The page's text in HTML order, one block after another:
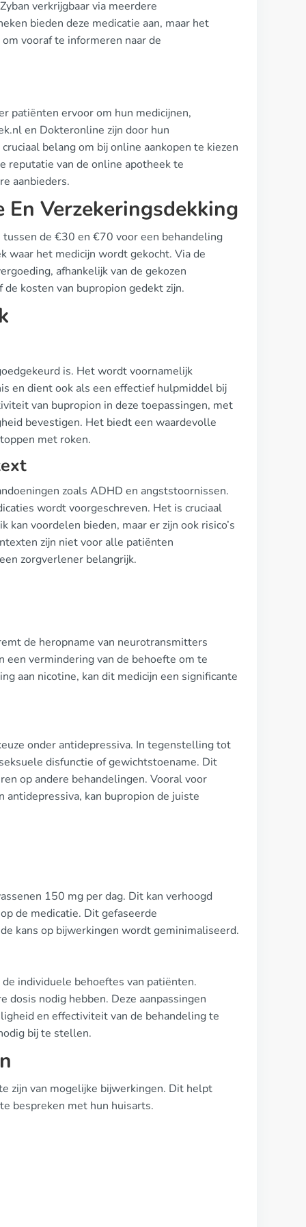
verkrijgbaar via meerdere
bieden deze medicatie aan, maar het
vooraf te informeren naar de
patiënten ervoor om hun medicijnen,
en Dokteronline zijn door hun
belang om bij online aankopen te kiezen
reputatie van de online apotheek te
aanbieders.
Verzekeringsdekking
de €30 en €70 voor een behandeling
waar het medicijn wordt gekocht. Via de
afhankelijk van de gekozen
kosten van bupropion gedekt zijn.
is. Het wordt voornamelijk
en dient ook als een effectief hulpmiddel bij
van bupropion in deze toepassingen, met
bevestigen. Het biedt een waardevolle
met roken.
zoals ADHD en angststoornissen.
wordt voorgeschreven. Het is cruciaal
voordelen bieden, maar er zijn ook risico’s
zijn niet voor alle patiënten
zorgverlener belangrijk.
de heropname van neurotransmitters
vermindering van de behoefte om te
aan nicotine, kan dit medicijn een significante
onder antidepressiva. In tegenstelling tot
disfunctie of gewichtstoename. Dit
op andere behandelingen. Vooral voor
kan bupropion de juiste
150 mg per dag. Dit kan verhoogd
de medicatie. Dit gefaseerde
kans op bijwerkingen wordt geminimaliseerd.
individuele behoeftes van patiënten.
nodig hebben. Deze aanpassingen
en effectiviteit van de behandeling te
bij te stellen.
zijn van mogelijke bijwerkingen. Dit helpt
bespreken met hun huisarts.